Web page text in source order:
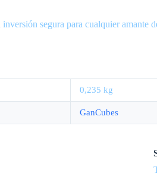
segura para cualquier
0,235 kg
GanCubes